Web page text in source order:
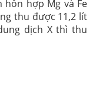
hỗn hợp Mg và Fe
thu được 11,2 lít
dịch X thì thu